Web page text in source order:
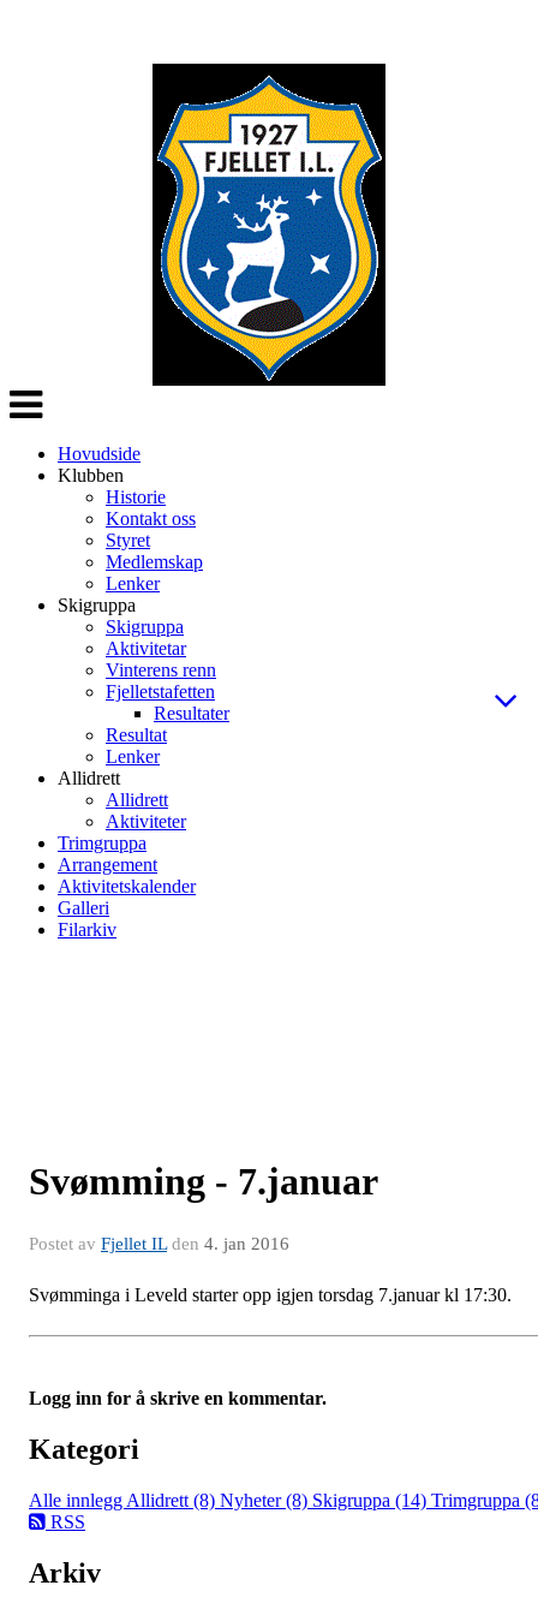
Veksle
navigasjon
Hovudside
Klubben
Historie
Kontakt oss
Styret
Medlemskap
Lenker
Skigruppa
Skigruppa
Aktivitetar
Vinterens renn
Fjelletstafetten
Resultater
Resultat
Lenker
Allidrett
Allidrett
Aktiviteter
Trimgruppa
Arrangement
Aktivitetskalender
Galleri
Filarkiv
Svømming - 7.januar
Postet av Fjellet ILden 4. jan 2016
Svømminga i Leveld starter opp igjen torsdag 7.januar kl 17:30.
Logg inn for å skrive en kommentar.
Kategori
Alle innlegg Allidrett (8) Nyheter (8) Skigruppa (14) Trimgruppa
RSS
Arkiv